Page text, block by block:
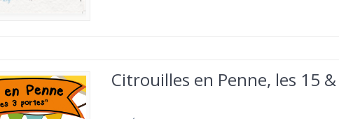
Citrouilles en Penne, les 15